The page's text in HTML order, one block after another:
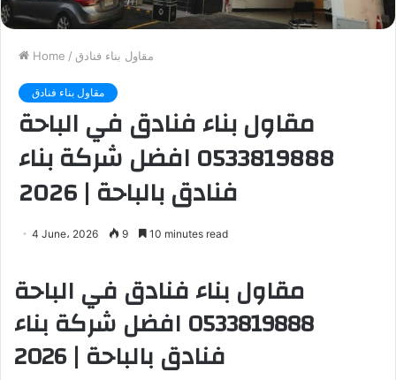
Home / مقاول بناء فنادق
مقاول بناء فنادق
مقاول بناء فنادق في الباحة
0533819888 افضل شركة بناء
فنادق بالباحة | 2026
4 June، 2026 9 10 minutes read
مقاول بناء فنادق في الباحة
0533819888 افضل شركة بناء
فنادق بالباحة | 2026